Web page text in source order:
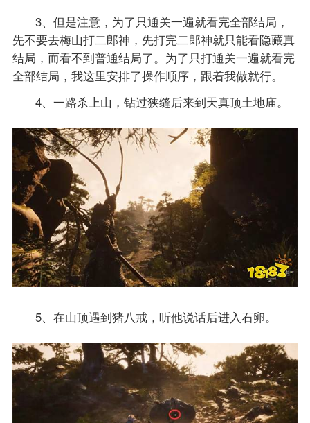
3、但是注意，为了只通关一遍就看完全部结局，
先不要去梅山打二郎神，先打完二郎神就只能看隐藏真
结局，而看不到普通结局了。为了只打通关一遍就看完
全部结局，我这里安排了操作顺序，跟着我做就行。
4、一路杀上山，钻过狭缝后来到天真顶土地庙。
5、在山顶遇到猪八戒，听他说话后进入石卵。